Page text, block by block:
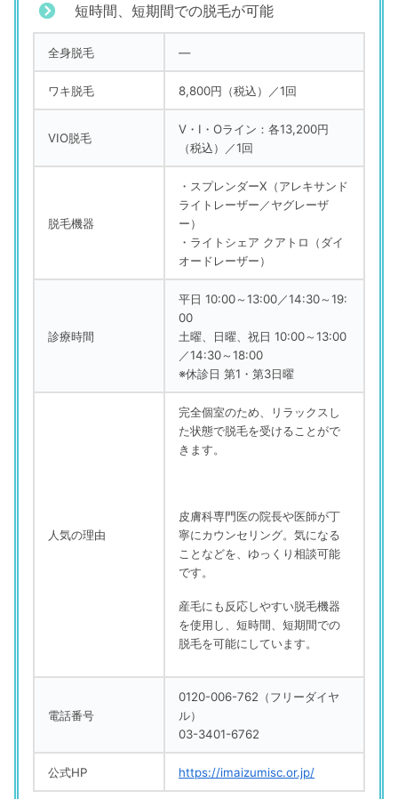
短時間、短期間での脱毛が可能
全身脱毛 ―
ワキ脱毛 8,800円（税込）／1回
VIO脱毛
V・I・Oライン：各13,200円
（税込）／1回
脱毛機器
・スプレンダーX（アレキサンド
ライトレーザー／ヤグレーザ
ー）
・ライトシェア クアトロ（ダイ
オードレーザー）
診療時間
平日 10:00～13:00／14:30～19:
00
土曜、日曜、祝日 10:00～13:00
／14:30～18:00
※休診日 第1・第3日曜
人気の理由
完全個室のため、リラックスし
た状態で脱毛を受けることがで
きます。
皮膚科専門医の院長や医師が丁
寧にカウンセリング。気になる
ことなどを、ゆっくり相談可能
です。
産毛にも反応しやすい脱毛機器
を使用し、短時間、短期間での
脱毛を可能にしています。
電話番号
0120-006-762（フリーダイヤ
ル）
03-3401-6762
公式HP https://imaizumisc.or.jp/